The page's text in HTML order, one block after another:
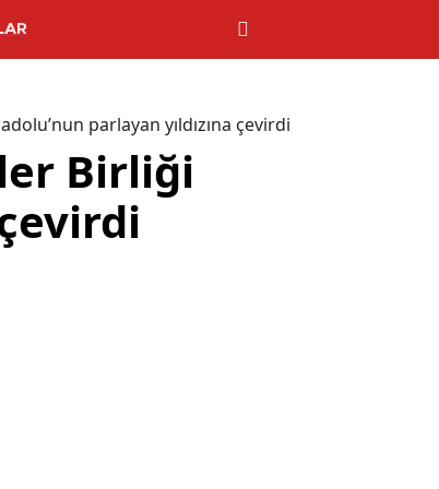
parlayan yıldızına çevirdi
Birliği